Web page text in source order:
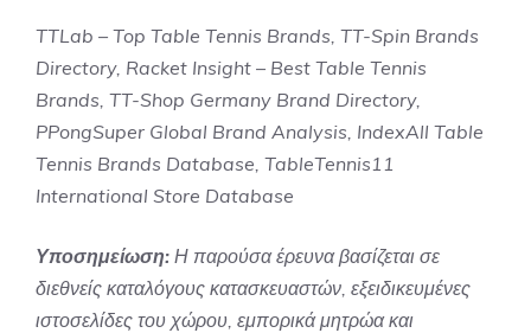
TTLab – Top Table Tennis Brands, TT-Spin Brands
Directory, Racket Insight – Best Table Tennis
Brands, TT-Shop Germany Brand Directory,
PPongSuper Global Brand Analysis, IndexAll Table
Tennis Brands Database, TableTennis11
International Store Database
Υποσημείωση: Η παρούσα έρευνα βασίζεται σε
διεθνείς καταλόγους κατασκευαστών, εξειδικευμένες
ιστοσελίδες του χώρου, εμπορικά μητρώα και